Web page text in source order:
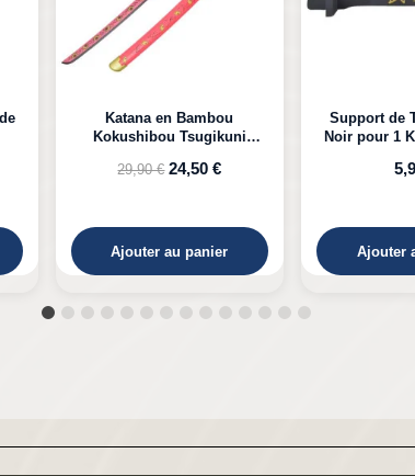
Support de Table en Bois
Noir pour 1 Katana à Poser
5,99 €
Ajouter au panier
Katana LED
Kyojuro
Ajouter